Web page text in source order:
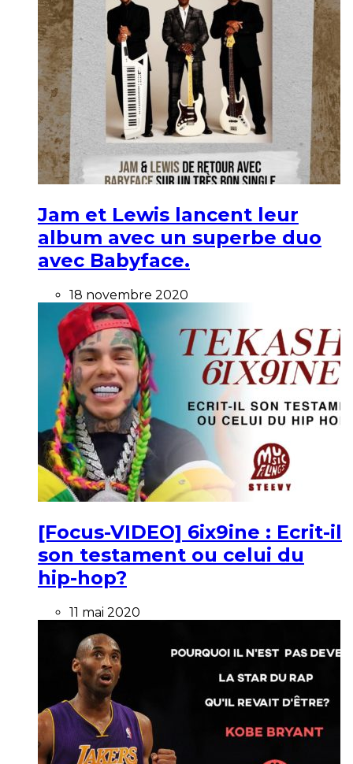
Jam et Lewis lancent leur
album avec un superbe duo
avec Babyface.
18 novembre 2020
[Focus-VIDEO] 6ix9ine : Ecrit-il
son testament ou celui du
hip-hop?
11 mai 2020